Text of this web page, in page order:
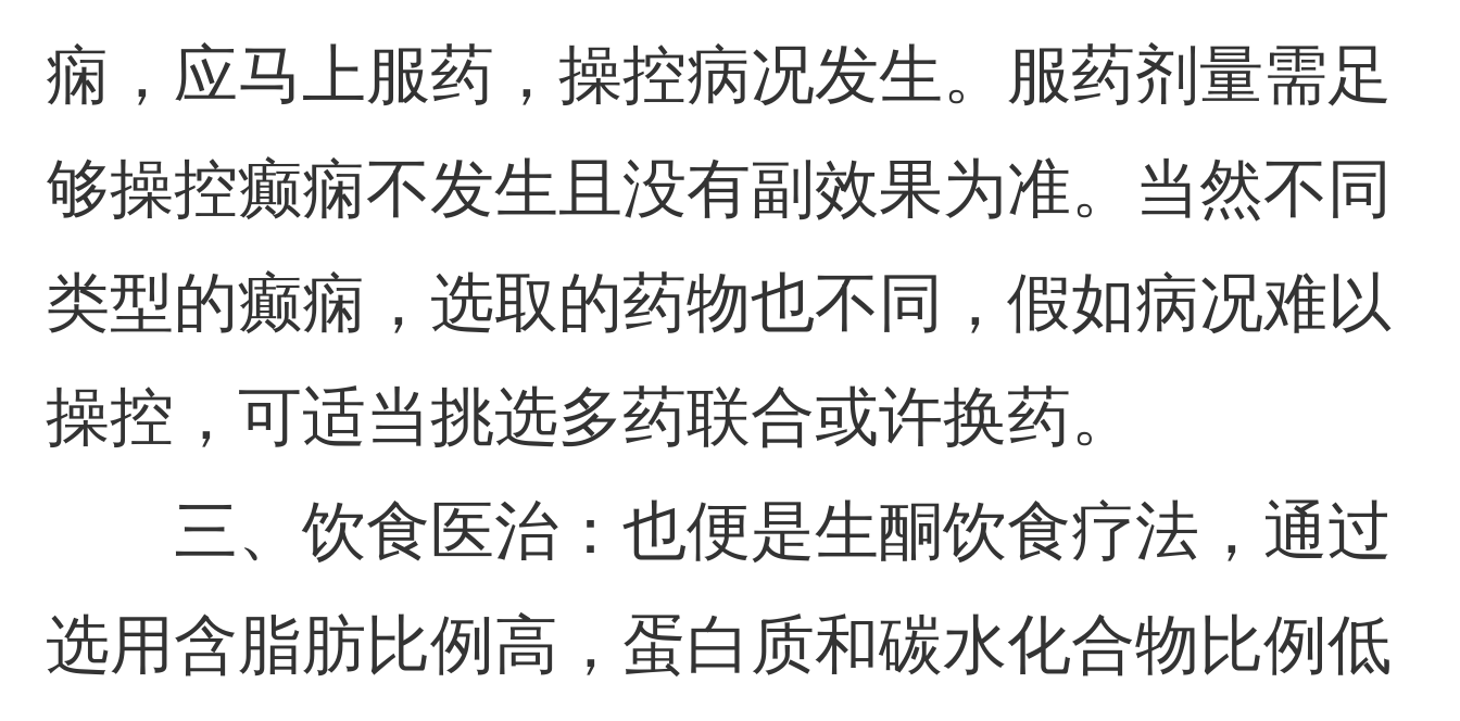
痫，应马上服药，操控病况发生。服药剂量需足
够操控癫痫不发生且没有副效果为准。当然不同
类型的癫痫，选取的药物也不同，假如病况难以
操控，可适当挑选多药联合或许换药。
三、饮食医治：也便是生酮饮食疗法，通过
选用含脂肪比例高，蛋白质和碳水化合物比例低